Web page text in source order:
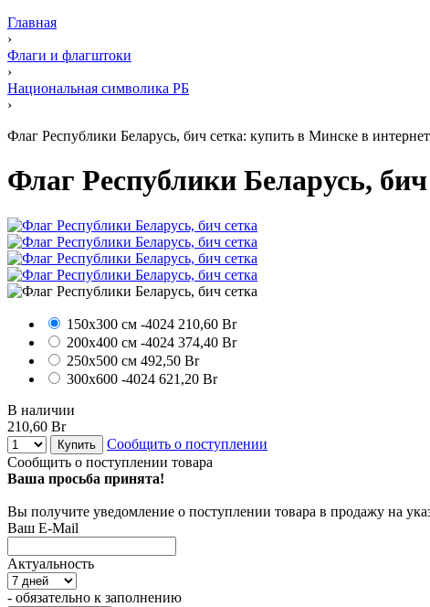
Главная
›
Флаги и флагштоки
›
Национальная символика РБ
›
Флаг Республики Беларусь, бич сетка: купить в Минске в
Флаг Республики Беларусь, бич
150х300 см -4024 210,60 Br
200х400 см -4024 374,40 Br
250х500 см 492,50 Br
300х600 -4024 621,20 Br
В наличии
210,60 Br
Купить
Сообщить о поступлении
Сообщить о поступлении товара
Ваша просьба принята!
Вы получите уведомление о поступлении товара в продажу на
Ваш E-Mail
Актуальность
- обязательно к заполнению